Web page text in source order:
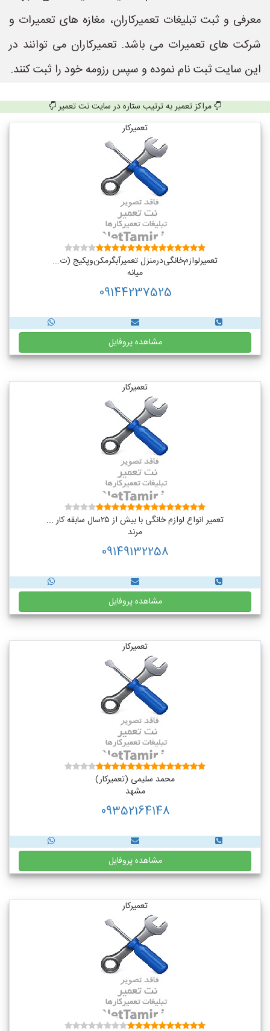
معرفی و ثبت تبلیغات تعمیرکاران، مغازه های تعمیرات و
شرکت های تعمیرات می باشد. تعمیرکاران می توانند در
این سایت ثبت نام نموده و سپس رزومه خود را ثبت کنند.
مراکز تعمیر به ترتیب ستاره در سایت نت تعمیر
تعمیرکار
تعمیر‌لوازم‌‌خانگی‌در‌منزل‌ تعمیر‌آبگرمکن‌وپکیج (ت...
میانه
09144237525
مشاهده پروفایل
تعمیرکار
تعمیر انواع لوازم خانگی با بیش از ۲۵سال سابقه کار ...
مرند
09149132258
مشاهده پروفایل
تعمیرکار
محمد سلیمی (تعمیرکار)
مشهد
09352164148
مشاهده پروفایل
تعمیرکار